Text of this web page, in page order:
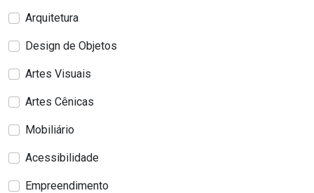
Arquitetura
Design de Objetos
Artes Visuais
Artes Cênicas
Mobiliário
Acessibilidade
Empreendimento